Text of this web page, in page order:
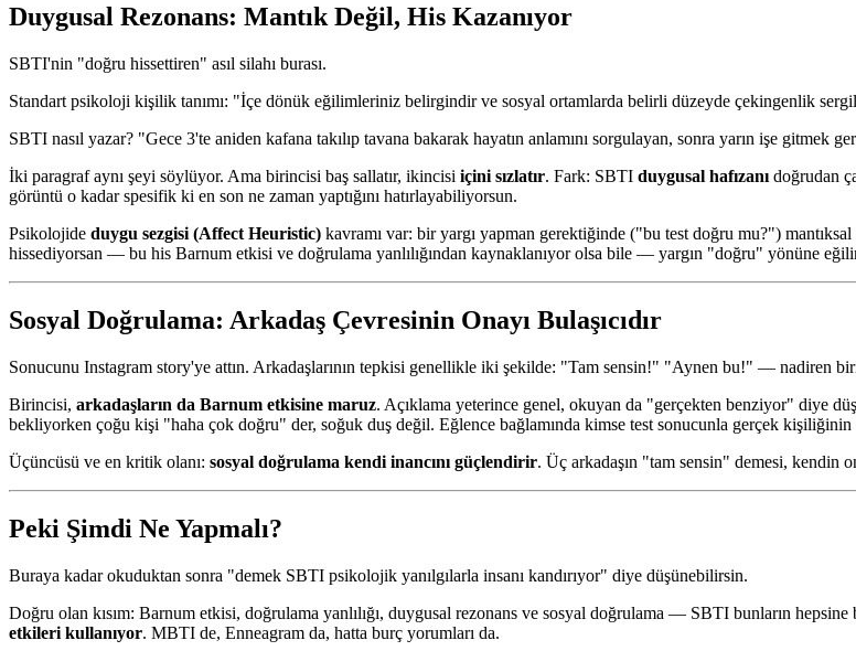
Duygusal Rezonans: Mantık Değil, His Kazanıyor
SBTI'nin "doğru hissettiren" asıl silahı burası.
Standart psikoloji kişilik tanımı: "İçe dönük eğilimleriniz belirgindir ve sosyal ortamlarda belirli düzeyde çekingenlik
SBTI nasıl yazar? "Gece 3'te aniden kafana takılıp tavana bakarak hayatın anlamını sorgulayan, sonra yarın işe gitmek
İki paragraf aynı şeyi söylüyor. Ama birincisi baş sallatır, ikincisi içini sızlatır. Fark: SBTI duygusal hafızanı doğrudan
görüntü o kadar spesifik ki en son ne zaman yaptığını hatırlayabiliyorsun.
Psikolojide duygu sezgisi (Affect Heuristic) kavramı var: bir yargı yapman gerektiğinde ("bu test doğru mu?")
hissediyorsan — bu his Barnum etkisi ve doğrulama yanlılığından kaynaklanıyor olsa bile — yargın "doğru" yönüne
Sosyal Doğrulama: Arkadaş Çevresinin Onayı Bulaşıcıdır
Sonucunu Instagram story'ye attın. Arkadaşlarının tepkisi genellikle iki şekilde: "Tam sensin!" "Aynen bu!" — nadiren
Birincisi, arkadaşların da Barnum etkisine maruz. Açıklama yeterince genel, okuyan da "gerçekten benziyor" diye
bekliyorken çoğu kişi "haha çok doğru" der, soğuk duş değil. Eğlence bağlamında kimse test sonucunla gerçek
Üçüncüsü ve en kritik olanı: sosyal doğrulama kendi inancını güçlendirir. Üç arkadaşın "tam sensin" demesi, kendin
Peki Şimdi Ne Yapmalı?
Buraya kadar okuduktan sonra "demek SBTI psikolojik yanılgılarla insanı kandırıyor" diye düşünebilirsin.
Doğru olan kısım: Barnum etkisi, doğrulama yanlılığı, duygusal rezonans ve sosyal doğrulama — SBTI bunların
etkileri kullanıyor. MBTI de, Enneagram da, hatta burç yorumları da.